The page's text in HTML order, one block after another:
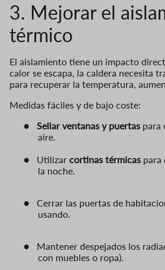
3. Mejorar el
térmico
El aislamiento tiene un impacto
calor se escapa, la caldera necesita
para recuperar la temperatura,
Medidas fáciles y de bajo coste:
●
Sellar ventanas y puertas para
aire.
●
Utilizar cortinas térmicas para
la noche.
●
Cerrar las puertas de
usando.
●
Mantener despejados los
con muebles o ropa).